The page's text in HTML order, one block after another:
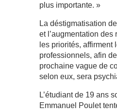
plus importante. »
La déstigmatisation
et l’augmentation des
les priorités, affirment
professionnels, afin
prochaine vague de
selon eux, sera
L’étudiant de 19 ans
Emmanuel Poulet